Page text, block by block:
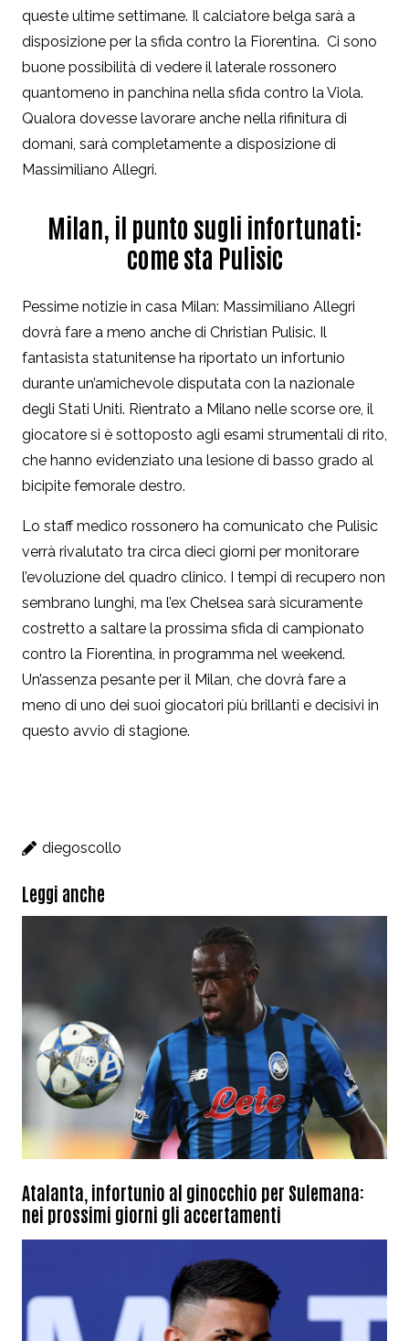
queste ultime settimane. Il calciatore belga sarà a
disposizione per la sfida contro la Fiorentina. Ci sono
buone possibilità di vedere il laterale rossonero
quantomeno in panchina nella sfida contro la Viola.
Qualora dovesse lavorare anche nella rifinitura di
domani, sarà completamente a disposizione di
Massimiliano Allegri.
Milan, il punto sugli infortunati:
come sta Pulisic
Pessime notizie in casa Milan: Massimiliano Allegri
dovrà fare a meno anche di Christian Pulisic. Il
fantasista statunitense ha riportato un infortunio
durante un’amichevole disputata con la nazionale
degli Stati Uniti. Rientrato a Milano nelle scorse ore, il
giocatore si è sottoposto agli esami strumentali di rito,
che hanno evidenziato una lesione di basso grado al
bicipite femorale destro.
Lo staff medico rossonero ha comunicato che Pulisic
verrà rivalutato tra circa dieci giorni per monitorare
l’evoluzione del quadro clinico. I tempi di recupero non
sembrano lunghi, ma l’ex Chelsea sarà sicuramente
costretto a saltare la prossima sfida di campionato
contro la Fiorentina, in programma nel weekend.
Un’assenza pesante per il Milan, che dovrà fare a
meno di uno dei suoi giocatori più brillanti e decisivi in
questo avvio di stagione.
diegoscollo
Leggi anche
Atalanta, infortunio al ginocchio per Sulemana:
nei prossimi giorni gli accertamenti